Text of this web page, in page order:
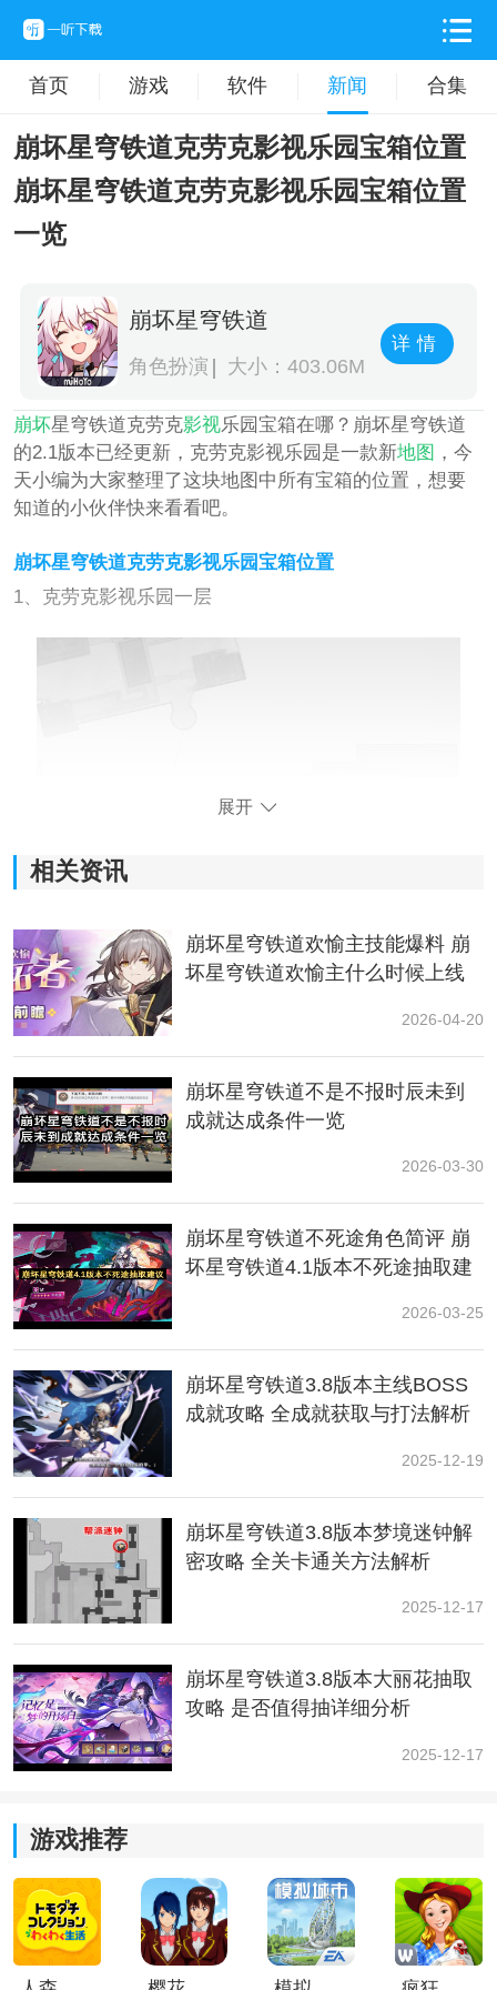
首页 游戏 软件 新闻 合集
崩坏星穹铁道克劳克影视乐园宝箱位置
崩坏星穹铁道克劳克影视乐园宝箱位置
一览
崩坏星穹铁道
角色扮演 大小：403.06M
详情
崩坏星穹铁道克劳克影视乐园宝箱在哪？崩坏星穹铁道
的2.1版本已经更新，克劳克影视乐园是一款新地图 ，今
天小编为大家整理了这块地图中所有宝箱的位置，想要
知道的小伙伴快来看看吧。
崩坏星穹铁道克劳克影视乐园宝箱位置
1、克劳克影视乐园一层
2、克劳克影视乐园二层
展开
相关资讯
崩坏星穹铁道欢愉主技能爆料 崩
坏星穹铁道欢愉主什么时候上线
2026-04-20
崩坏星穹铁道不是不报时辰未到
成就达成条件一览
2026-03-30
崩坏星穹铁道不死途角色简评 崩
坏星穹铁道4.1版本不死途抽取建
2026-03-25
崩坏星穹铁道3.8版本主线BOSS
成就攻略 全成就获取与打法解析
2025-12-19
崩坏星穹铁道3.8版本梦境迷钟解
密攻略 全关卡通关方法解析
2025-12-17
崩坏星穹铁道3.8版本大丽花抽取
攻略 是否值得抽详细分析
2025-12-17
游戏推荐